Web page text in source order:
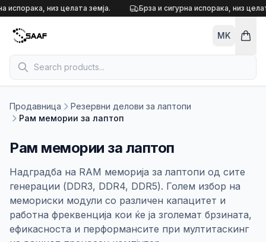
Skip to content
испорака, низ целата земја. Брза и сигурна испорака, низ
MK
Продавница
Резервни делови за лаптопи
Рам мемории за лаптоп
Рам мемории за лаптоп
Надградба на RAM меморија за лаптопи од сите
генерации (DDR3, DDR4, DDR5). Голем избор на
мемориски модули со различен капацитет и
работна фреквенција кои ќе ја зголемат брзината,
ефикасноста и перформансите при мултитаскинг